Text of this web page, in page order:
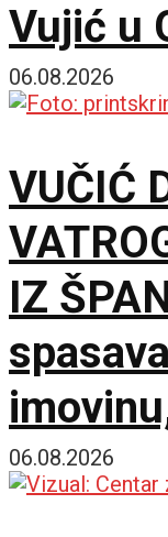
Vujić u
srpske
06.08.2026
VUČIĆ
IZ
bolje
06.08.2026